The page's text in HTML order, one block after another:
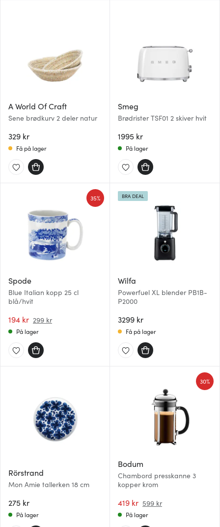
A World Of Craft
Sene brødkurv 2 deler natur
329 kr
Få på lager
Smeg
Brødrister TSF01 2 skiver hvit
1995 kr
På lager
Spode
Blue Italian kopp 25 cl
blå/hvit
194 kr 299 kr
35%
På lager
Wilfa
Powerfuel XL blender PB1B-
P2000
3299 kr
BRA DEAL
Få på lager
Rörstrand
Mon Amie tallerken 18 cm
275 kr
På lager
Bodum
Chambord presskanne 3
kopper krom
419 kr 599 kr
30%
På lager